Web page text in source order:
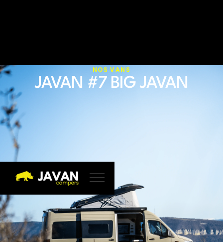
NOS VANS
JAVAN #7 BIG JAVAN
29DÉCEMBRE 2025